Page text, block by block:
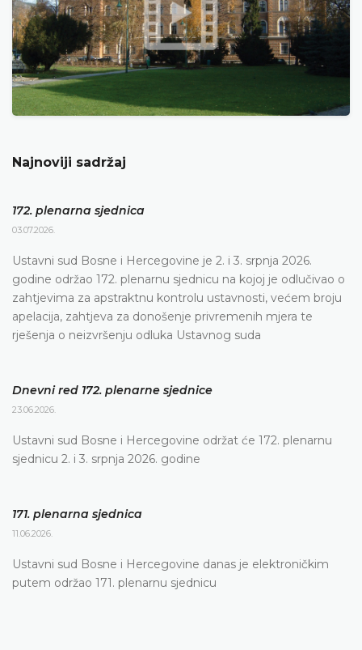
Najnoviji sadržaj
172. plenarna sjednica
03.07.2026.
Ustavni sud Bosne i Hercegovine je 2. i 3. srpnja 2026.
godine održao 172. plenarnu sjednicu na kojoj je odlučivao o
zahtjevima za apstraktnu kontrolu ustavnosti, većem broju
apelacija, zahtjeva za donošenje privremenih mjera te
rješenja o neizvršenju odluka Ustavnog suda
Dnevni red 172. plenarne sjednice
23.06.2026.
Ustavni sud Bosne i Hercegovine održat će 172. plenarnu
sjednicu 2. i 3. srpnja 2026. godine
171. plenarna sjednica
11.06.2026.
Ustavni sud Bosne i Hercegovine danas je elektroničkim
putem održao 171. plenarnu sjednicu